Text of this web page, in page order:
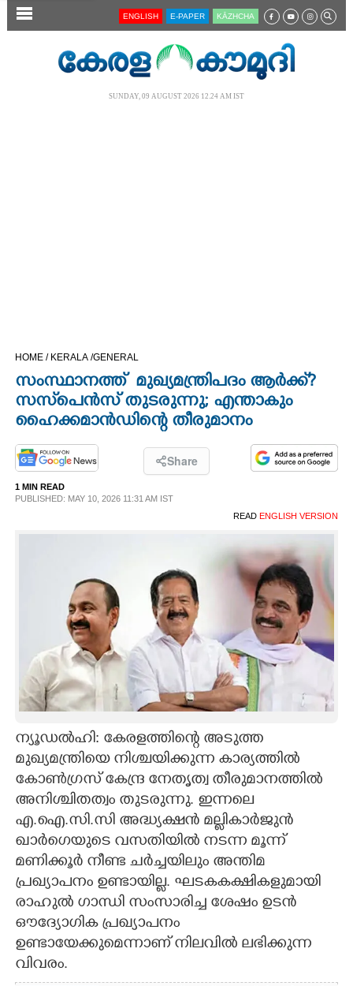
SECTIONS
OPINION
PHOTOS
LIFESTYLE
ASTRO
CARTOONS
LITERATURE
ZOOM
CONTACT US
ENGLISH E-PAPER KĀZHCHA
SUNDAY, 09 AUGUST 2026 12.24 AM IST
HOME / KERALA /GENERAL
സംസ്ഥാനത്ത് മുഖ്യമന്ത്രിപദം ആർക്ക്?
സസ്‌പെൻസ് തുടരുന്നു; എന്താകും
ഹൈക്കമാൻഡിന്റെ തീരുമാനം
Share
1 MIN READ
PUBLISHED: MAY 10, 2026 11:31 AM IST
READ ENGLISH VERSION
ന്യൂഡൽഹി: കേരളത്തിന്റെ അടുത്ത
മുഖ്യമന്ത്രിയെ നിശ്ചയിക്കുന്ന കാര്യത്തിൽ
കോൺഗ്രസ് കേന്ദ്ര നേതൃത്വ തീരുമാനത്തിൽ
അനിശ്ചിതത്വം തുടരുന്നു. ഇന്നലെ
എ.ഐ.സി.സി അദ്ധ്യക്ഷൻ മല്ലികാർജുൻ
ഖാർഗെയുടെ വസതിയിൽ നടന്ന മൂന്ന്
മണിക്കൂർ നീണ്ട ചർച്ചയിലും അന്തിമ
പ്രഖ്യാപനം ഉണ്ടായില്ല. ഘടകകക്ഷികളുമായി
രാഹുൽ ഗാന്ധി സംസാരിച്ച ശേഷം ഉടൻ
ഔദ്യോഗിക പ്രഖ്യാപനം
ഉണ്ടായേക്കുമെന്നാണ് നിലവിൽ ലഭിക്കുന്ന
വിവരം.